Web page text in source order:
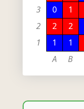
3
0 1
2
2 2
1
1 1
A
B